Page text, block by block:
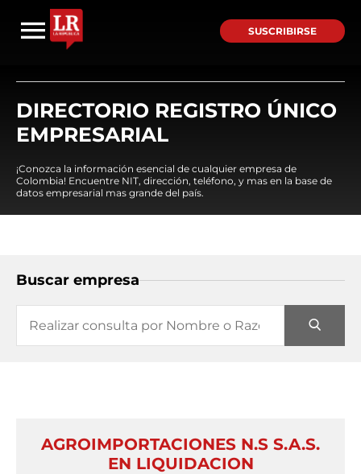
SUSCRIBIRSE
DIRECTORIO REGISTRO ÚNICO
EMPRESARIAL
¡Conozca la información esencial de cualquier empresa de
Colombia! Encuentre NIT, dirección, teléfono, y mas en la base de
datos empresarial mas grande del país.
Buscar empresa
AGROIMPORTACIONES N.S S.A.S.
EN LIQUIDACION